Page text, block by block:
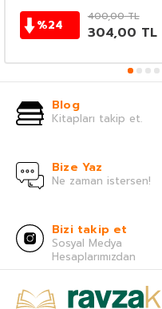
%24
400,00TL
304,00 TL
Blog
Kitapları takip et.
Bize Yaz
Ne zaman istersen!
Bizi takip et
Sosyal Medya
Hesaplarımızdan